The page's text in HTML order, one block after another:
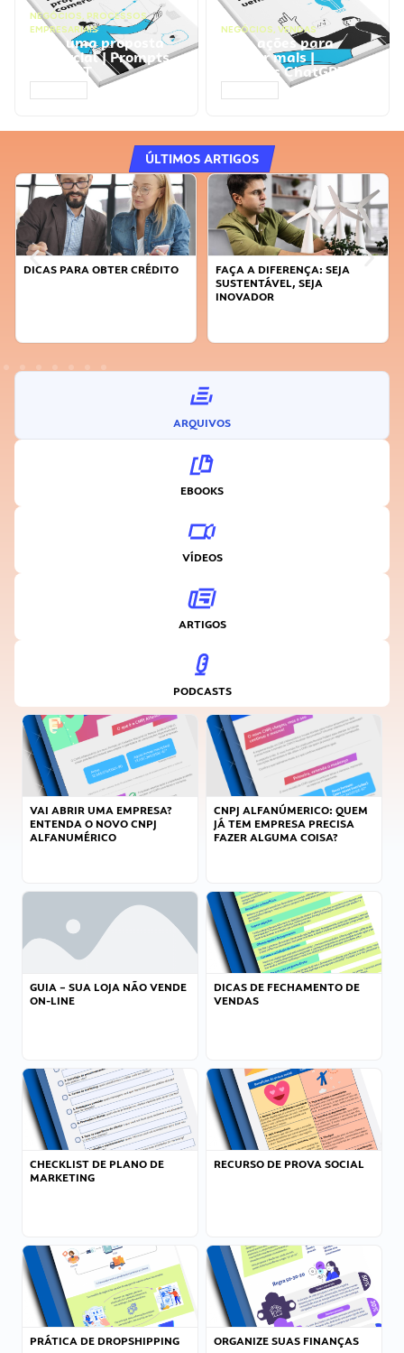
NEGÓCIOS, PROCESSOS
EMPRESARIAIS
Faça uma proposta
comercial | Prompts
ChatGPT
NEGÓCIOS, VENDAS
Faça ações para
vender mais |
Prompts ChatGPT
ÚLTIMOS ARTIGOS
DICAS PARA OBTER CRÉDITO
FAÇA A DIFERENÇA: SEJA
SUSTENTÁVEL, SEJA
INOVADOR
ARQUIVOS
EBOOKS
VÍDEOS
ARTIGOS
PODCASTS
VAI ABRIR UMA EMPRESA?
ENTENDA O NOVO CNPJ
ALFANUMÉRICO
CNPJ ALFANÚMERICO: QUEM
JÁ TEM EMPRESA PRECISA
FAZER ALGUMA COISA?
GUIA – SUA LOJA NÃO VENDE
ON-LINE
DICAS DE FECHAMENTO DE
VENDAS
CHECKLIST DE PLANO DE
MARKETING
RECURSO DE PROVA SOCIAL
PRÁTICA DE DROPSHIPPING ORGANIZE SUAS FINANÇAS